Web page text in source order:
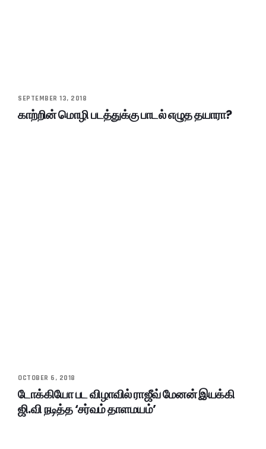
SEPTEMBER 13, 2018
காற்றின் மொழி படத்துக்கு பாடல் எழுத தயாரா?
OCTOBER 6, 2018
டோக்கியோ பட விழாவில் ராஜீவ் மேனன் இயக்கி
ஜி.வி நடித்த ‘சர்வம் தாளமயம்’